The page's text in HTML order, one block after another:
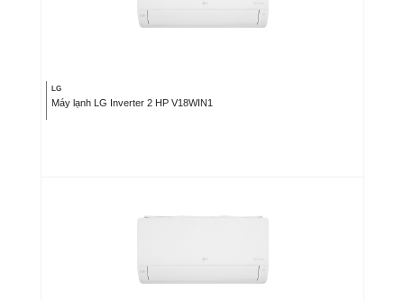
LG
Máy lạnh LG Inverter 2 HP V18WIN1